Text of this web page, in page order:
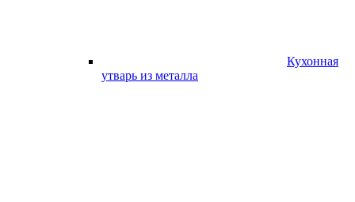
Кухонная
утварь из металла